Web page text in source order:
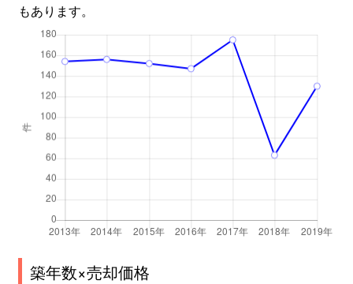
もあります。
築年数×売却価格